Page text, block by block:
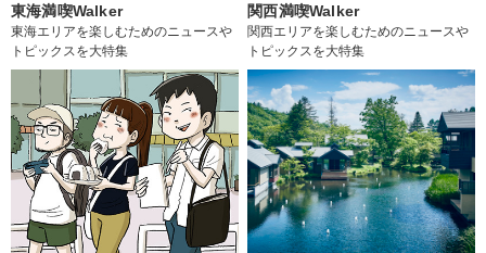
東海満喫Walker
東海エリアを楽しむためのニュースや
トピックスを大特集
関西満喫Walker
関西エリアを楽しむためのニュースや
トピックスを大特集